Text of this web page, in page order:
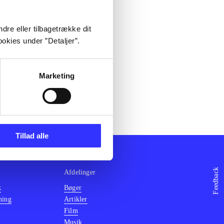
eller tilbagetrække dit
under ”Detaljer”.
Marketing
Tillad alle
Feedback
Afdelinger
Bøger
Artikler
Film
Musik